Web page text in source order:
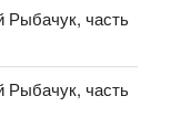
Рыбачук, часть
Рыбачук, часть